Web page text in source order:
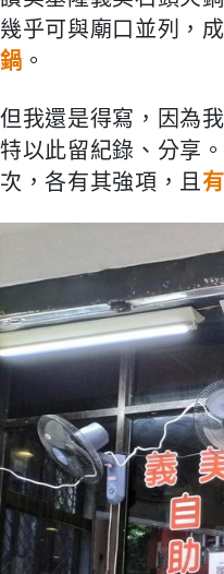
幾乎可與廟口並列，
鍋 。
但我還是得寫，因為
特以此留紀錄、分享
次，各有其強項，且